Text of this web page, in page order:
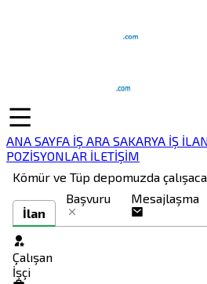
ANA SAYFA İŞ ARA SAKARYA İŞ
POZİSYONLAR İLETİŞİM
Kömür ve Tüp depomuzda
İlan
Başvuru Mesajlaşma
Çalışan
İşçi